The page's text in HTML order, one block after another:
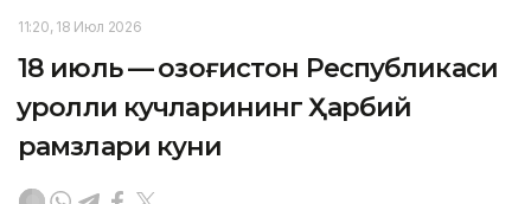
11:20, 18 Июл 2026
18 июль — Қозоғистон Республикаси
Қуролли кучларининг Ҳарбий
рамзлари куни